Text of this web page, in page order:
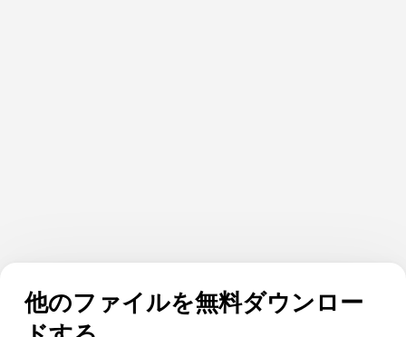
他のファイルを無料ダウンロー